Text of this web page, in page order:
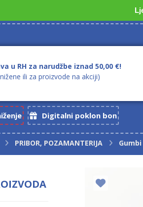
u RH za narudžbe iznad 50,00 €!
ili za proizvode na akciji)
Digitalni poklon bon
PRIBOR, POZAMANTERIJA Gumbi